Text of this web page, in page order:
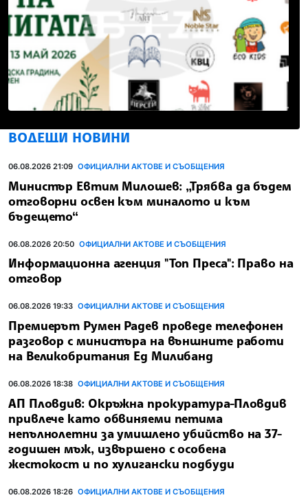
ВОДЕЩИ НОВИНИ
06.08.2026 21:09 ОФИЦИАЛНИ АКТОВЕ И СЪОБЩЕНИЯ
Министър Евтим Милошев: „Трябва да бъдем
отговорни освен към миналото и към
бъдещето“
06.08.2026 20:50 ОФИЦИАЛНИ АКТОВЕ И СЪОБЩЕНИЯ
Информационна агенция "Топ Преса": Право на
отговор
06.08.2026 19:33 ОФИЦИАЛНИ АКТОВЕ И СЪОБЩЕНИЯ
Премиерът Румен Радев проведе телефонен
разговор с министъра на външните работи
на Великобритания Ед Милибанд
06.08.2026 18:38 ОФИЦИАЛНИ АКТОВЕ И СЪОБЩЕНИЯ
АП Пловдив: Окръжна прокуратура-Пловдив
привлече като обвиняеми петима
непълнолетни за умишлено убийство на 37-
годишен мъж, извършено с особена
жестокост и по хулигански подбуди
06.08.2026 18:26 ОФИЦИАЛНИ АКТОВЕ И СЪОБЩЕНИЯ